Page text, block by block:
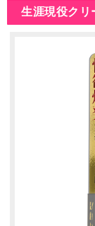
生涯現役クリ